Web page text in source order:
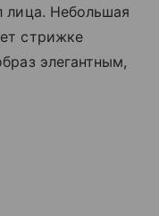
лица. Небольшая
стрижке
элегантным,